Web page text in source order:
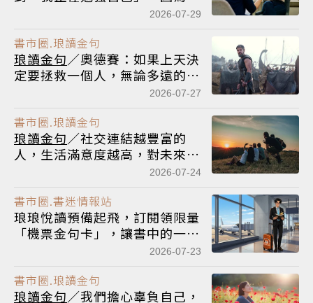
強自己這件事，對他們來說已變
2026-07-29
書市圈.琅讀金句
琅讀金句／奧德賽：如果上天決
定要拯救一個人，無論多遠的距
2026-07-27
書市圈.琅讀金句
琅讀金句／社交連結越豐富的
人，生活滿意度越高，對未來更
樂觀，也較不容易感到倦怠2026-07-24
書市圈.書迷情報站
琅琅悅讀預備起飛，訂閱領限量
「機票金句卡」，讓書中的一句
2026-07-23
書市圈.琅讀金句
琅讀金句／我們擔心辜負自己，